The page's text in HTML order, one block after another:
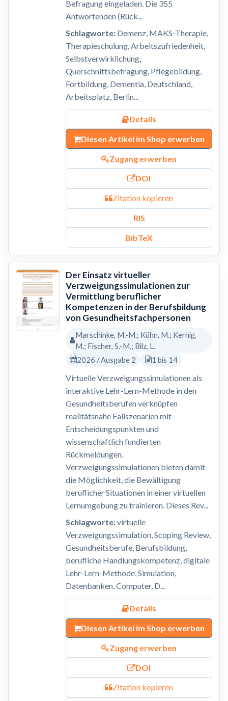
Befragung eingeladen. Die 355
Antwortenden (Rück...
Schlagworte:Demenz, MAKS-Therapie,
Therapieschulung, Arbeitszufriedenheit,
Selbstverwirklichung,
Querschnittsbefragung, Pflegebildung,
Fortbildung, Dementia, Deutschland,
Arbeitsplatz, Berlin...
Details
Diesen Artikel im Shop erwerben
Zugang erwerben
DOI
Zitation kopieren
RIS
BibTeX
Der Einsatz virtueller
Verzweigungssimulationen zur
Vermittlung beruflicher
Kompetenzen in der Berufsbildung
von Gesundheitsfachpersonen
Marschinke, M.-M.; Kühn, M.; Kernig,
M.; Fischer, S.-M.; Bilz, L.
2026 / Ausgabe 2
1 bis 14
Virtuelle Verzweigungssimulationen als
interaktive Lehr-Lern-Methode in den
Gesundheitsberufen verknüpfen
realitätsnahe Fallszenarien mit
Entscheidungspunkten und
wissenschaftlich fundierten
Rückmeldungen.
Verzweigungssimulationen bieten damit
die Möglichkeit, die Bewältigung
beruflicher Situationen in einer virtuellen
Lernumgebung zu trainieren. Dieses Rev...
Schlagworte:virtuelle
Verzweigungssimulation, Scoping Review,
Gesundheitsberufe, Berufsbildung,
berufliche Handlungskompetenz, digitale
Lehr-Lern-Methode, Simulation,
Datenbanken, Computer, D...
Details
Diesen Artikel im Shop erwerben
Zugang erwerben
DOI
Zitation kopieren